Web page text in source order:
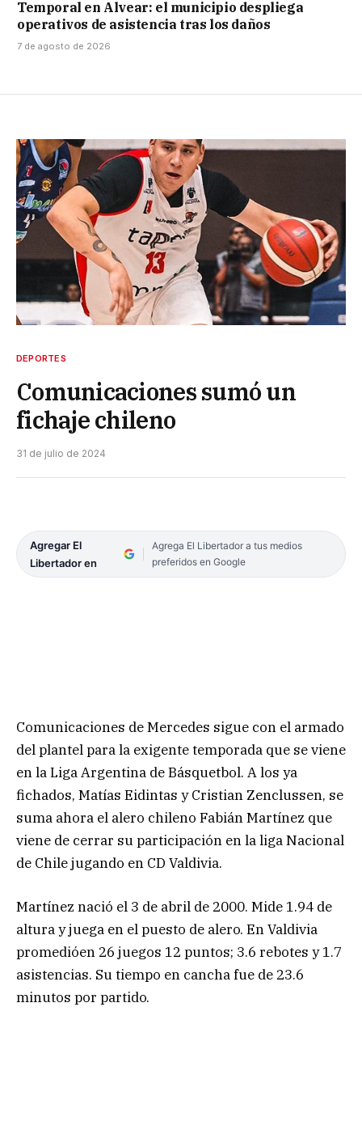
Temporal en Alvear: el municipio despliega
operativos de asistencia tras los daños
7 de agosto de 2026
DEPORTES
Comunicaciones sumó un
fichaje chileno
31 de julio de 2024
Agregar El
Libertador en
Agrega El Libertador a tus medios
preferidos en Google
Comunicaciones de Mercedes sigue con el armado
del plantel para la exigente temporada que se viene
en la Liga Argentina de Básquetbol. A los ya
fichados, Matías Eidintas y Cristian Zenclussen, se
suma ahora el alero chileno Fabián Martínez que
viene de cerrar su participación en la liga Nacional
de Chile jugando en CD Valdivia.
Martínez nació el 3 de abril de 2000. Mide 1.94 de
altura y juega en el puesto de alero. En Valdivia
promedióen 26 juegos 12 puntos; 3.6 rebotes y 1.7
asistencias. Su tiempo en cancha fue de 23.6
minutos por partido.